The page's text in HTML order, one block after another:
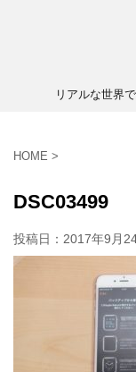
リアルな世界
HOME >
DSC03499
投稿日： 2017年9月